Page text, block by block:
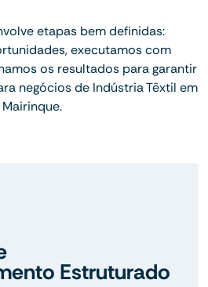
etapas bem definidas:
executamos com
os resultados para garantir
negócios de Indústria Têxtil em
Mairinque.
Estruturado